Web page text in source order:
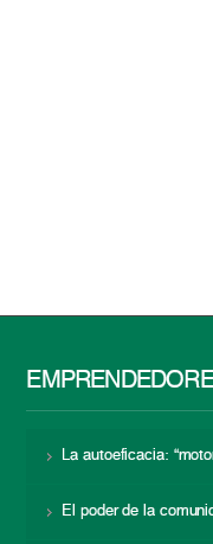
La autoeficacia:
El poder de la